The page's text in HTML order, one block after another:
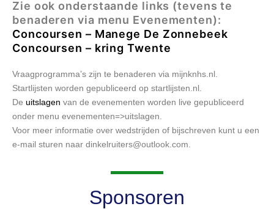
Zie ook onderstaande links (tevens te
benaderen via menu Evenementen):
Concoursen – Manege De Zonnebeek
Concoursen – kring Twente
Vraagprogramma’s zijn te benaderen via mijnknhs.nl.
Startlijsten worden gepubliceerd op startlijsten.nl.
De uitslagen van de evenementen worden live gepubliceerd
onder menu evenementen=>uitslagen.
Voor meer informatie over wedstrijden of bijschreven kunt u een
e-mail sturen naar dinkelruiters@outlook.com.
Sponsoren